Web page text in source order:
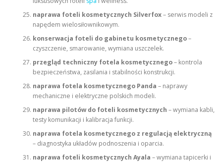
naprawa foteli kosmetycznych Silverfox– serwis modeli z
napędem wielosiłownikowym.
konserwacja foteli do gabinetu kosmetycznego–
czyszczenie, smarowanie, wymiana uszczelek.
przegląd techniczny fotela kosmetycznego– kontrola
bezpieczeństwa, zasilania i stabilności konstrukcji.
naprawa fotela kosmetycznego Panda – naprawy
mechaniczne i elektryczne polskich modeli.
naprawa pilotów do foteli kosmetycznych – wymiana kabli,
testy komunikacji i kalibracja funkcji.
naprawa fotela kosmetycznego z regulacją elektryczną
– diagnostyka układów podnoszenia i oparcia.
naprawa foteli kosmetycznych Ayala – wymiana tapicerki i